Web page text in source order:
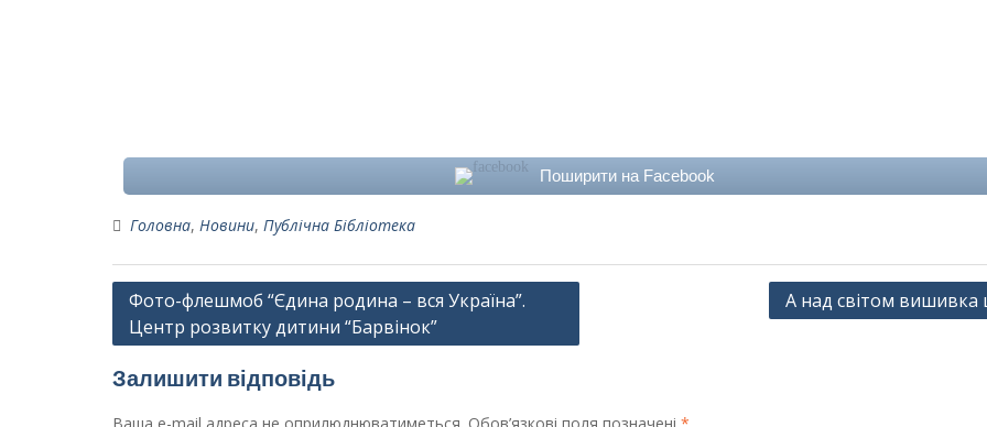
Поширити на Facebook
Головна, Новини, Публічна Бібліотека
Навігація
записів
Фото-флешмоб “Єдина родина – вся Україна”.
Центр розвитку дитини “Барвінок”
А над світом вишивка
Залишити відповідь